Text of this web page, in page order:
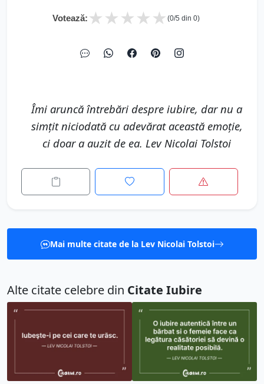
Votează: ★
★
★
★
★ (0/5 din 0)
Îmi aruncă întrebări despre iubire, dar nu a
simțit niciodată cu adevărat această emoție,
ci doar a auzit de ea. Lev Nicolai Tolstoi
Mai multe citate de la Lev Nicolai Tolstoi
Alte citate celebre din Citate Iubire